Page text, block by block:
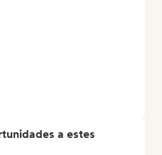
a estes